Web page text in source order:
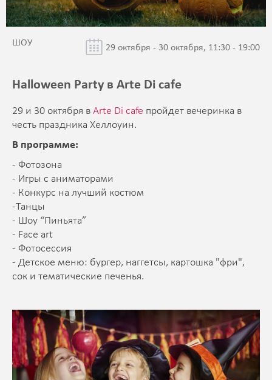
ШОУ 29 октября - 30 октября, 11:30 - 19:00
Halloween Party в Arte Di cafe
29 и 30 октября в Arte Di cafe пройдет вечеринка в
честь праздника Хеллоуин.
В программе:
- Фотозона
- Игры с аниматорами
- Конкурс на лучший костюм
-Танцы
- Шоу “Пиньята”
- Face art
- Фотосессия
- Детское меню: бургер, наггетсы, картошка "фри",
сок и тематические печенья.